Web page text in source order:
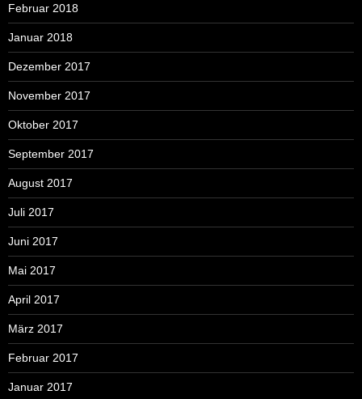
Februar 2018
Januar 2018
Dezember 2017
November 2017
Oktober 2017
September 2017
August 2017
Juli 2017
Juni 2017
Mai 2017
April 2017
März 2017
Februar 2017
Januar 2017